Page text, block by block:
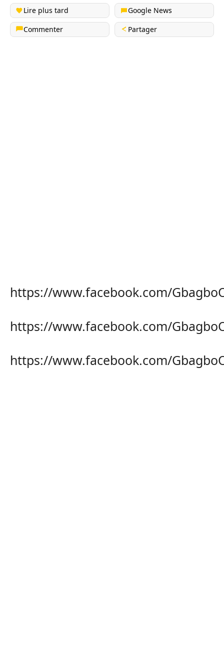
Lire plus tard
Google News
Commenter
Partager
https://www.facebook.com/
https://www.facebook.com/
https://www.facebook.com/